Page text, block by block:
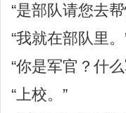
“是部队请您去
“我就在部队里。
“你是军官？什
“上校。”